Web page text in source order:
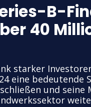
B-
40
starker
eine bedeutende
und